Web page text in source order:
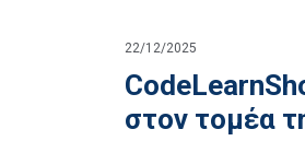
22/12/2025
στον τομέα